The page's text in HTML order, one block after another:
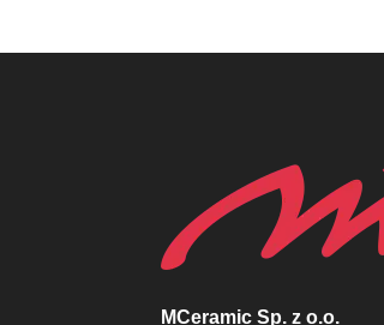
MCeramic Sp. z o.o.